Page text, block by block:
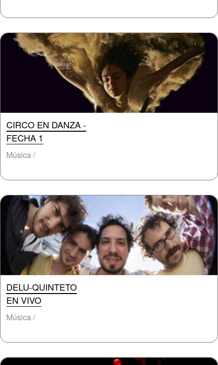
CIRCO EN DANZA -
FECHA 1
Música /
DELU-QUINTETO
EN VIVO
Música /